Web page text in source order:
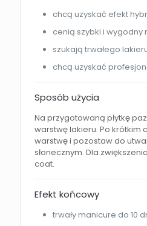
chcą uzyskać efekt
cenią szybki i wygodny
szukają trwałego
chcą uzyskać
Sposób użycia
Na przygotowaną płytkę
warstwę lakieru. Po krótkim
warstwę i pozostaw do
słonecznym. Dla
coat.
Efekt końcowy
trwały manicure do 10